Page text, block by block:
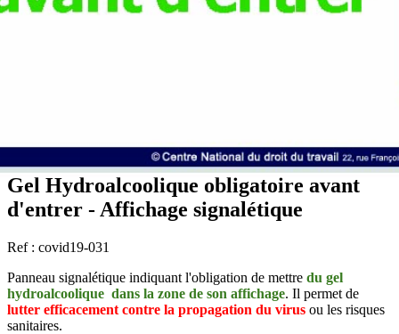
Gel Hydroalcoolique obligatoire avant
d'entrer - Affichage signalétique
Ref : covid19-031
Panneau signalétique indiquant l'obligation de mettre du gel
hydroalcoolique dans la zone de son affichage. Il permet de
lutter efficacement contre la propagation du virus ou les risques
sanitaires.